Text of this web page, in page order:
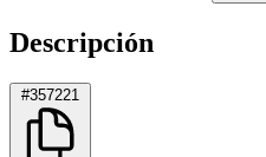
Descripción
#357221